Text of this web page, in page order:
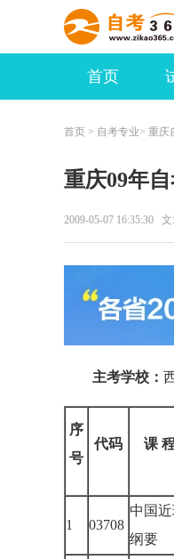
首页
首页 > 自考专业> 重庆
重庆09年
2009-05-07 16:35:30
主考学校：
序
号
代码 课
1 03708
中国
纲要